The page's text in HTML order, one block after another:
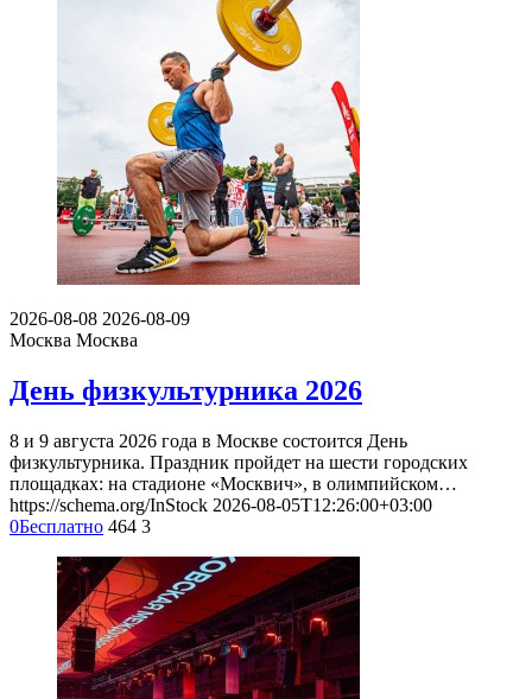
2026-08-08 2026-08-09
Москва Москва
День физкультурника 2026
8 и 9 августа 2026 года в Москве состоится День
физкультурника. Праздник пройдет на шести городских
площадках: на стадионе «Москвич», в олимпийском…
https://schema.org/InStock 2026-08-05T12:26:00+03:00
0Бесплатно 464 3